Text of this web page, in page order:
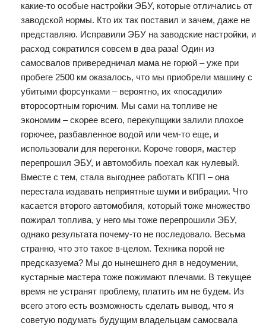
какие-то особые настройки ЭБУ, которые отличались от
заводской нормы. Кто их так поставил и зачем, даже не
представляю. Исправили ЭБУ на заводские настройки, и
расход сократился совсем в два раза! Один из
самосвалов привередничал мама не горюй – уже при
пробеге 2500 км оказалось, что мы приобрели машину с
убитыми форсунками – вероятно, их «посадили»
второсортным горючим. Мы сами на топливе не
экономим – скорее всего, перекупщики залили плохое
горючее, разбавленное водой или чем-то еще, и
использовали для перегонки. Короче говоря, мастер
перепрошил ЭБУ, и автомобиль поехал как нулевый.
Вместе с тем, стала выгоднее работать КПП – она
перестала издавать неприятные шуми и вибрации. Что
касается второго автомобиля, который тоже множество
пожирал топлива, у него мы тоже перепрошили ЭБУ,
однако результата почему-то не последовало. Весьма
странно, что это такое в-целом. Техника порой не
предсказуема? Мы до нынешнего дня в недоумении,
кустарные мастера тоже пожимают плечами. В текущее
время не устранят проблему, платить им не будем. Из
всего этого есть возможность сделать вывод, что я
советую подумать будущим владельцам самосвала